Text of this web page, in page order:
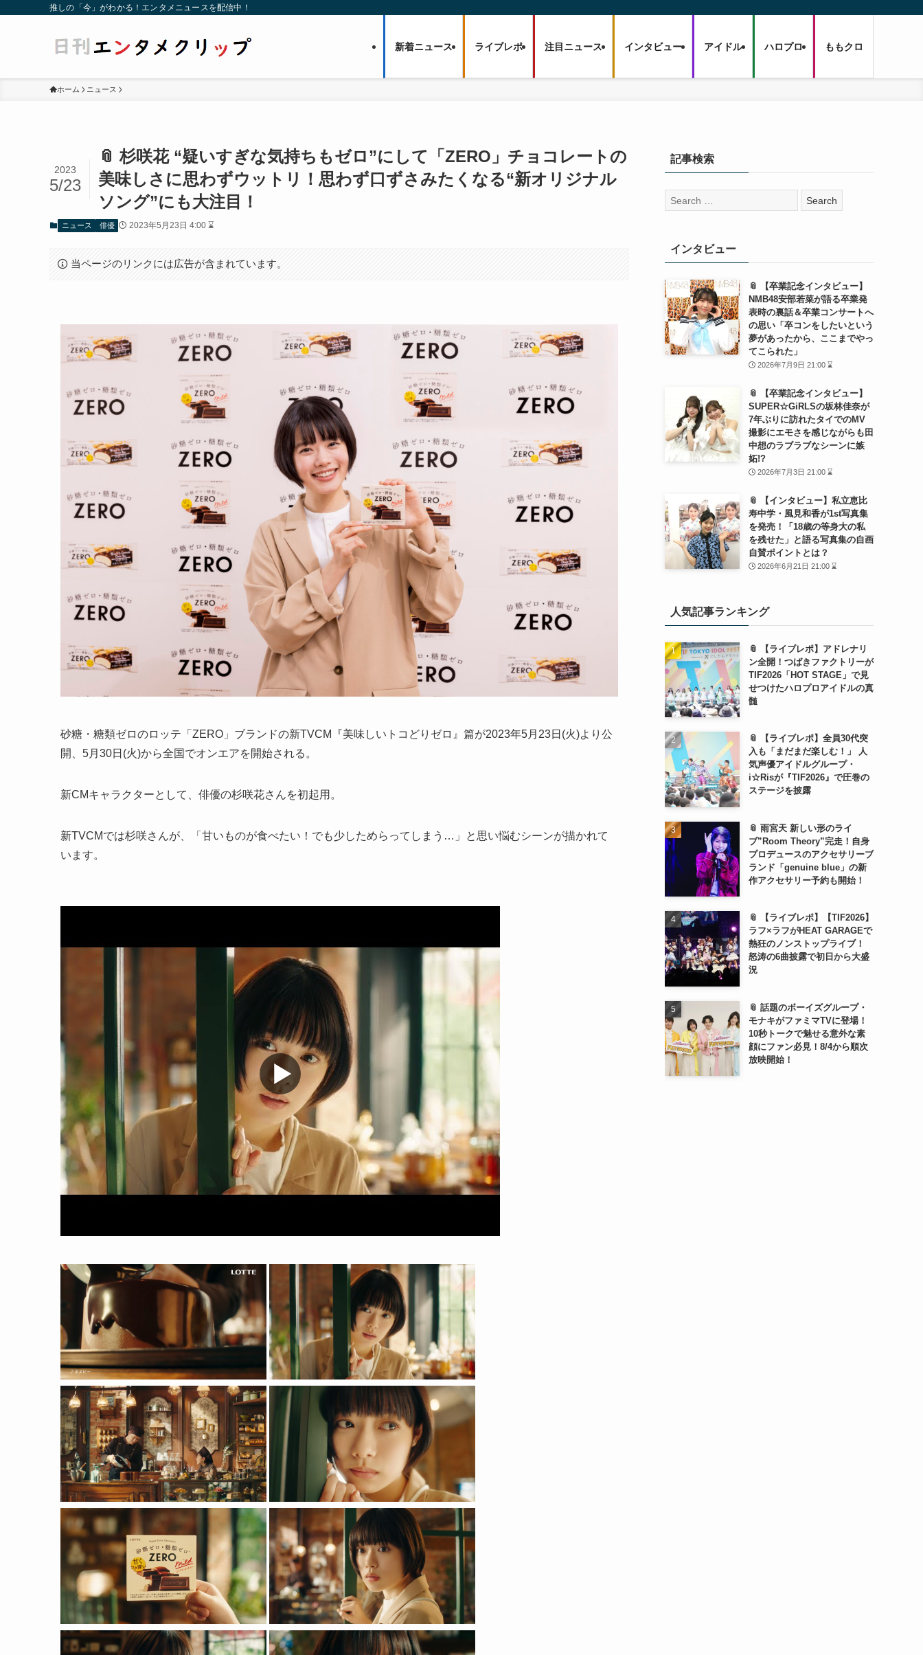
推しの「今」がわかる！エンタメニュースを配信中！
新着ニュース ライブレポ 注目ニュース インタビュー アイドル ハロプロ ももクロ
ホーム ニュース
📎 杉咲花 “疑いすぎな気持ちもゼロ”にして「ZERO」チョコレートの
美味しさに思わずウットリ！思わず口ずさみたくなる“新オリジナル
ソング”にも大注目！
2023
5/23
ニュース 俳優 2023年5月23日 4:00 ⌛
当ページのリンクには広告が含まれています。
砂糖・糖類ゼロのロッテ「ZERO」ブランドの新TVCM『美味しいトコどりゼロ』篇が2023年5月23日(火)より公
開、5月30日(火)から全国でオンエアを開始される。
新CMキャラクターとして、俳優の杉咲花さんを初起用。
新TVCMでは杉咲さんが、「甘いものが食べたい！でも少しためらってしまう…」と思い悩むシーンが描かれて
います。
記事検索
検
索:
インタビュー
📎 【卒業記念インタビュー】
NMB48安部若菜が語る卒業発
表時の裏話＆卒業コンサートへ
の思い「卒コンをしたいという
夢があったから、ここまでやっ
てこられた」
2026年7月9日 21:00 ⌛
📎 【卒業記念インタビュー】
SUPER☆GiRLSの坂林佳奈が
7年ぶりに訪れたタイでのMV
撮影にエモさを感じながらも田
中想のラブラブなシーンに嫉
妬!?
2026年7月3日 21:00 ⌛
📎 【インタビュー】私立恵比
寿中学・風見和香が1st写真集
を発売！「18歳の等身大の私
を残せた」と語る写真集の自画
自賛ポイントとは？
2026年6月21日 21:00 ⌛
人気記事ランキング
📎 【ライブレポ】アドレナリ
ン全開！つばきファクトリーが
TIF2026「HOT STAGE」で見
せつけたハロプロアイドルの真
髄
📎 【ライブレポ】全員30代突
入も「まだまだ楽しむ！」 人
気声優アイドルグループ・
i☆Risが『TIF2026』で圧巻の
ステージを披露
📎 雨宮天 新しい形のライ
ブ”Room Theory”完走！自身
プロデュースのアクセサリーブ
ランド「genuine blue」の新
作アクセサリー予約も開始！
📎 【ライブレポ】【TIF2026】
ラフ×ラフがHEAT GARAGEで
熱狂のノンストップライブ！
怒涛の6曲披露で初日から大盛
況
📎 話題のボーイズグループ・
モナキがファミマTVに登場！
10秒トークで魅せる意外な素
顔にファン必見！8/4から順次
放映開始！